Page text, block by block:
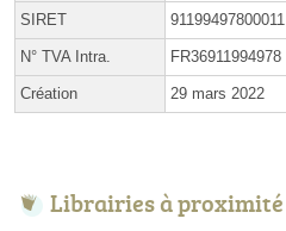
SIRET 91199497800011
N° TVA Intra. FR36911994978
Création 29 mars 2022
Librairies à proximité